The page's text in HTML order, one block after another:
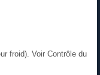
froid). Voir Contrôle du